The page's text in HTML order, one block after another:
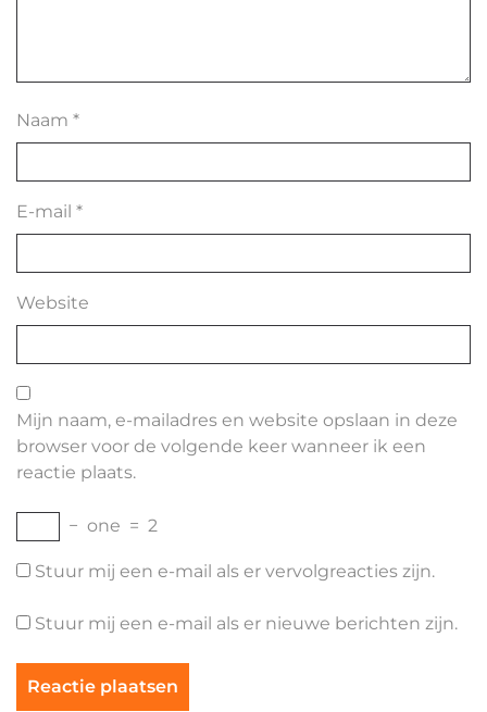
Naam *
E-mail *
Website
Mijn naam, e-mailadres en website opslaan in deze
browser voor de volgende keer wanneer ik een
reactie plaats.
− one = 2
Stuur mij een e-mail als er vervolgreacties zijn.
Stuur mij een e-mail als er nieuwe berichten zijn.